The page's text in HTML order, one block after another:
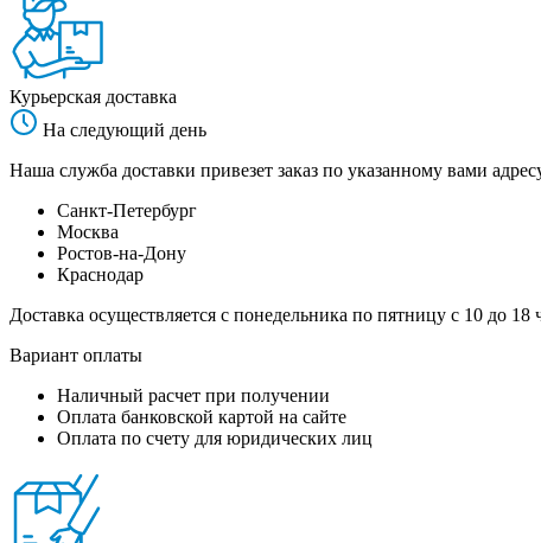
Курьерская доставка
На следующий день
Наша служба доставки привезет заказ по указанному вами
Санкт-Петербург
Москва
Ростов-на-Дону
Краснодар
Доставка осуществляется с понедельника по пятницу с 10 до 18
Вариант оплаты
Наличный расчет при получении
Оплата банковской картой на сайте
Оплата по счету для юридических лиц